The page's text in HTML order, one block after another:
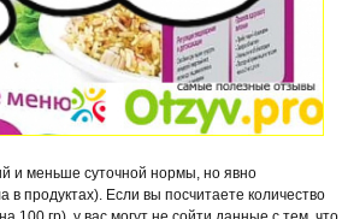
и меньше суточной нормы, но явно
продуктах). Если вы посчитаете количество